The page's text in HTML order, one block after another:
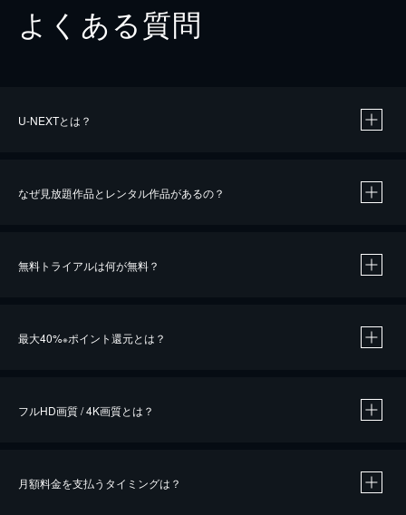
よくある質問
U-NEXTとは？
なぜ見放題作品とレンタル作品があるの？
無料トライアルは何が無料？
最大40%※ポイント還元とは？
※40％ポイント還元の対象は、クレジットカード決済による作品の購入 / レンタルです。
フルHD画質 / 4K画質とは？
月額料金を支払うタイミングは？